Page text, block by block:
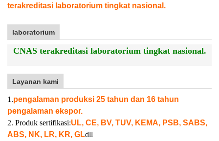
terakreditasi laboratorium tingkat nasional.
laboratorium
CNAS terakreditasi laboratorium tingkat nasional.
Layanan kami
1.pengalaman produksi 25 tahun dan 16 tahun
pengalaman ekspor.
2. Produk sertifikasi:UL, CE, BV, TUV, KEMA, PSB, SABS,
ABS, NK, LR, KR, GLdll